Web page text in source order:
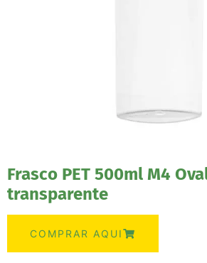
Frasco PET 500ml M4
transparente
COMPRAR AQUI